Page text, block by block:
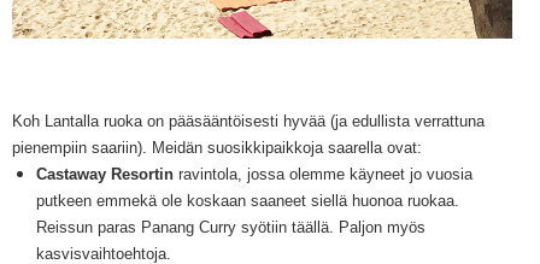
Koh Lantalla ruoka on pääsääntöisesti hyvää (ja edullista verrattuna
pienempiin saariin). Meidän suosikkipaikkoja saarella ovat:
Castaway Resortinravintola, jossa olemme käyneet jo vuosia
putkeen emmekä ole koskaan saaneet siellä huonoa ruokaa.
Reissun paras Panang Curry syötiin täällä. Paljon myös
kasvisvaihtoehtoja.